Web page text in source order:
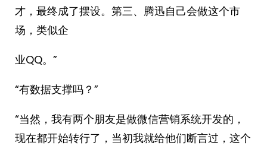
才，最终成了摆设。第三、腾迅自己会做这个市
场，类似企
业QQ。”
“有数据支撑吗？”
“当然，我有两个朋友是做微信营销系统开发的，
现在都开始转行了，当初我就给他们断言过，这个